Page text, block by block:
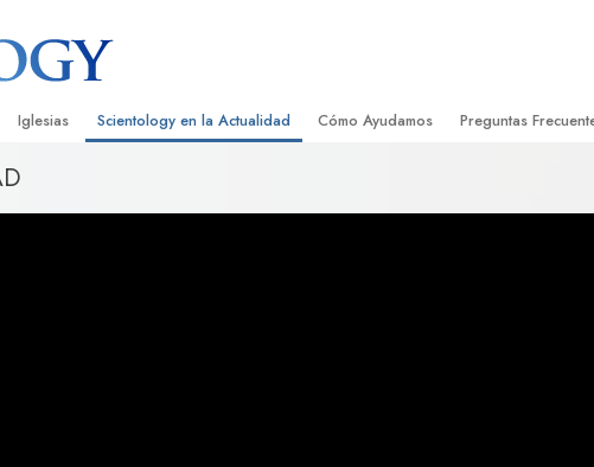
Iglesias
Encontrar una Iglesia
Scientology en la Actualidad Cómo Ayudamos Preguntas